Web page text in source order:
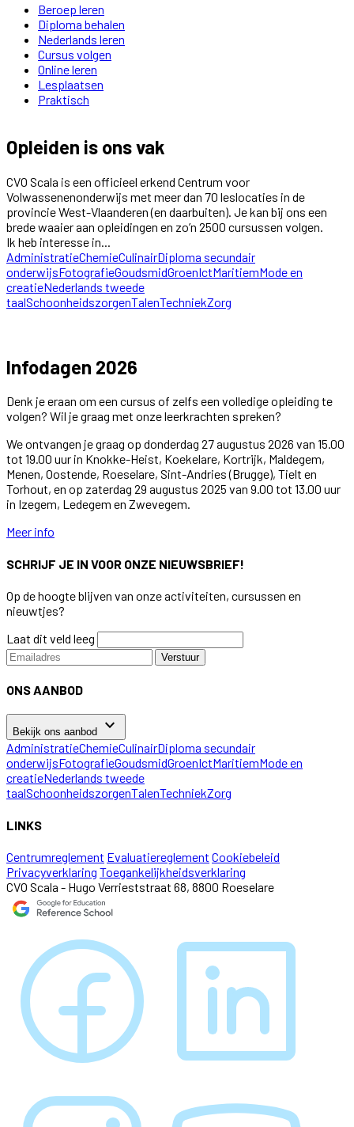
Beroep leren
Diploma behalen
Nederlands leren
Cursus volgen
Online leren
Lesplaatsen
Praktisch
Opleiden is ons vak
CVO Scala is een officieel erkend Centrum voor
Volwassenenonderwijs met meer dan 70 leslocaties in de
provincie West-Vlaanderen (en daarbuiten). Je kan bij ons een
brede waaier aan opleidingen en zo’n 2500 cursussen volgen.
Ik heb interesse in...
AdministratieChemieCulinairDiploma secundair
onderwijsFotografieGoudsmidGroenIctMaritiemMode en
creatieNederlands tweede
taalSchoonheidszorgenTalenTechniekZorg
Infodagen 2026
Denk je eraan om een cursus of zelfs een volledige opleiding te
volgen? Wil je graag met onze leerkrachten spreken?
We ontvangen je graag op donderdag 27 augustus 2026 van 15.00
tot 19.00 uur in Knokke-Heist, Koekelare, Kortrijk, Maldegem,
Menen, Oostende, Roeselare, Sint-Andries (Brugge), Tielt en
Torhout, en op zaterdag 29 augustus 2025 van 9.00 tot 13.00 uur
in Izegem, Ledegem en Zwevegem.
Meer info
SCHRIJF JE IN VOOR ONZE NIEUWSBRIEF!
Op de hoogte blijven van onze activiteiten, cursussen en
nieuwtjes?
Laat dit veld leeg
Verstuur
ONS AANBOD
Bekijk ons aanbod keyboard_arrow_down
AdministratieChemieCulinairDiploma secundair
onderwijsFotografieGoudsmidGroenIctMaritiemMode en
creatieNederlands tweede
taalSchoonheidszorgenTalenTechniekZorg
LINKS
Centrumreglement Evaluatiereglement Cookiebeleid
Privacyverklaring Toegankelijkheidsverklaring
CVO Scala - Hugo Verrieststraat 68, 8800 Roeselare